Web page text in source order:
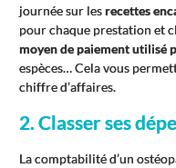
journée sur lesrecettes
pour chaque prestation et
moyen de paiement utilisé
espèces… Cela vous
chiffre d’affaires.
2. Classer ses
La comptabilité d’un